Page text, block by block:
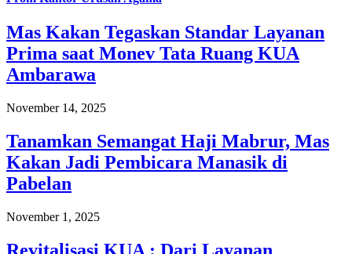
Mas Kakan Tegaskan Standar Layanan
Prima saat Monev Tata Ruang KUA
Ambarawa
November 14, 2025
Tanamkan Semangat Haji Mabrur, Mas
Kakan Jadi Pembicara Manasik di
Pabelan
November 1, 2025
Revitalisasi KUA : Dari Layanan